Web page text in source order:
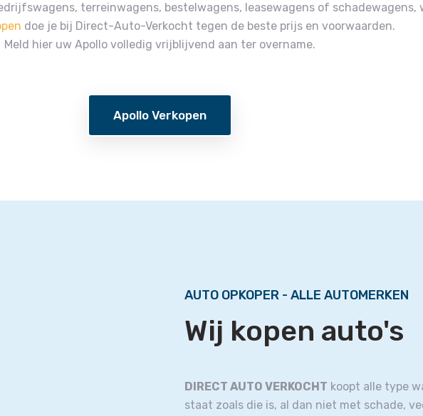
terreinwagens, bestelwagens, leasewagens of schadewagens,
doe je bij Direct-Auto-Verkocht tegen de beste prijs en voorwaarden.
Meld hier uw Apollo volledig vrijblijvend aan ter overname.
Apollo Verkopen
AUTO OPKOPER - ALLE AUTOMERKEN
Wij kopen auto's
DIRECT AUTO VERKOCHT koopt alle type
staat zoals die is, al dan niet met schade,